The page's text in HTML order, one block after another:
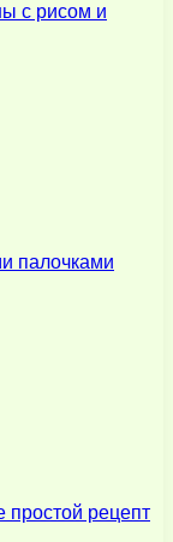
с рисом и
палочками
рецепт